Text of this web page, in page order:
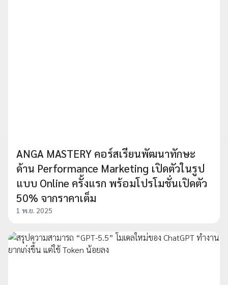
ANGA MASTERY คอร์สเรียนพัฒนาทักษะ
ด้าน Performance Marketing เปิดตัวในรูป
แบบ Online ครั้งแรก พร้อมโปรโมชั่นเปิดตัว
50% จากราคาเต็ม
1 พ.ย. 2025